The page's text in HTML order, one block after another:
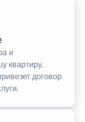
и
квартиру.
договор